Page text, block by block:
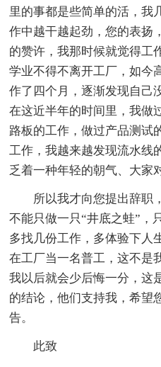
里的事都是些简单的活，我
作中越干越起劲，您的表扬
的赞许，我那时候就觉得工
学业不得不离开工厂，如今
作了四个月，逐渐发现自己
在这近半年的时间里，我做
路板的工作，做过产品测试
工作，我越来越发现流水线
乏着一种年轻的朝气、大家
所以我才向您提出辞职
不能只做一只“井底之蛙”，
多找几份工作，多体验下人
在工厂当一名普工，这不是
我以后就会少后悔一分，这
的结论，他们支持我，希望
告。
此致